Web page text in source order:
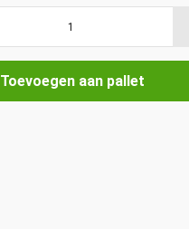
Toevoegen aan pallet